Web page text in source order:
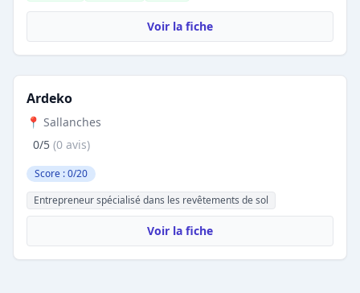
Voir la fiche
Ardeko
📍 Sallanches
0/5 (0 avis)
Score : 0/20
Entrepreneur spécialisé dans les revêtements de sol
Voir la fiche